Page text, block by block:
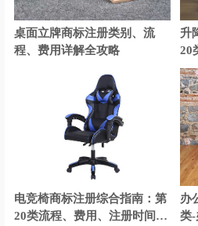
鞋商标注册 饮料商标注
营养品商标注册 鱼商
娱乐商标注册 医疗商
运动商标注册 运动器
衣物商标注册 医疗器
艺术商标注册 腌菜商
烟草商标注册 乐器商
桌面立牌商标注册类别、流
程、费用详解全攻略
升
20
所
电竞椅商标注册综合指南：第
20类流程、费用、注册时间、
办
类-